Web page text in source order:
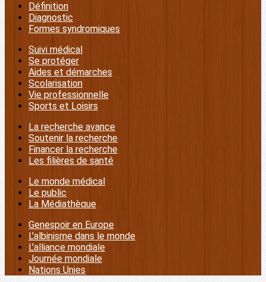
Définition
Diagnostic
Formes syndromiques
Suivi médical
Se protéger
Aides et démarches
Scolarisation
Vie professionnelle
Sports et Loisirs
La recherche avance
Soutenir la recherche
Financer la recherche
Les filières de santé
Le monde médical
Le public
La Médiathèque
Genespoir en Europe
L'albinisme dans le monde
L'alliance mondiale
Journée mondiale
Nations Unies